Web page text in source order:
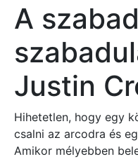
A
Justin
Hihetetlen, hogy egy
csalni az arcodra és
Amikor mélyebben